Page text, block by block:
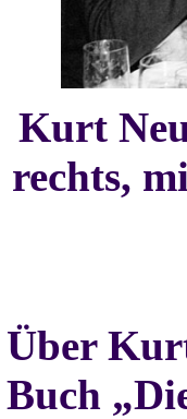
Kurt
rechts,
Über
Buch